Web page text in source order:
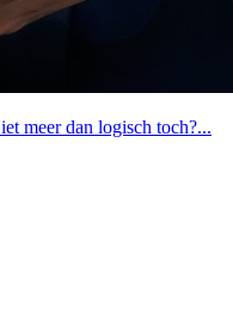
meer dan logisch toch?...